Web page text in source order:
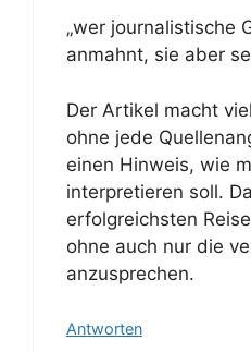
„wer journalistische
anmahnt, sie aber
Der Artikel macht
ohne jede
einen Hinweis, wie
interpretieren soll.
erfolgreichsten
ohne auch nur die
anzusprechen.
Antworten